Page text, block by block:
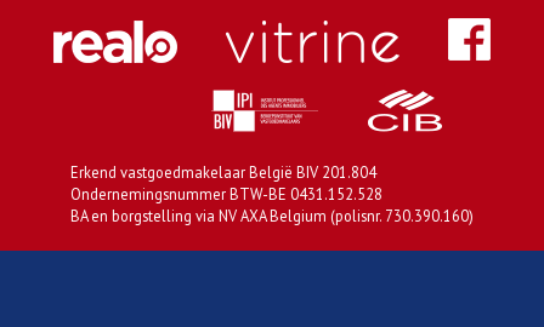
Erkend vastgoedmakelaar België BIV 201.804
Ondernemingsnummer BTW-BE 0431.152.528
BA en borgstelling via NV AXA Belgium (polisnr. 730.390.160)